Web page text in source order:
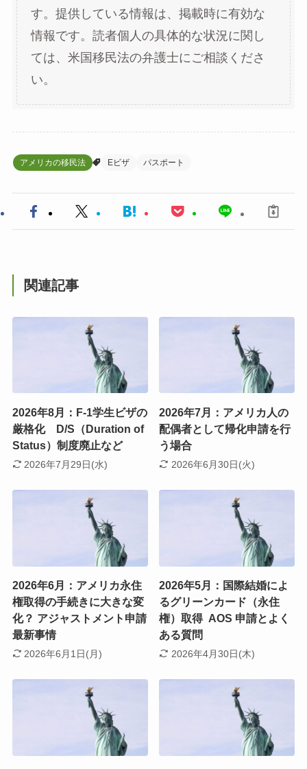
す。提供している情報は、掲載時に有効な
情報です。読者個人の具体的な状況に関し
ては、米国移民法の弁護士にご相談くださ
い。
アメリカの移民法 Eビザ パスポート
関連記事
2026年8月：F-1学生ビザの
厳格化 D/S（Duration of
Status）制度廃止など
2026年7月29日(水)
2026年7月：アメリカ人の
配偶者として帰化申請を行
う場合
2026年6月30日(火)
2026年6月：アメリカ永住
権取得の手続きに大きな変
化？ アジャストメント申請
最新事情
2026年6月1日(月)
2026年5月：国際結婚によ
るグリーンカード（永住
権）取得 AOS 申請とよく
ある質問
2026年4月30日(木)